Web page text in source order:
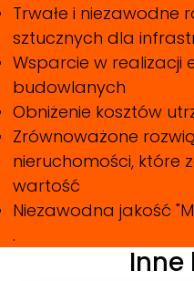
Trwałe i niezawodne
sztucznych dla
Wsparcie w realizacji
budowlanych
Obniżenie kosztów
Zrównoważone
nieruchomości, które
wartość
Niezawodna jakość
.
Inne